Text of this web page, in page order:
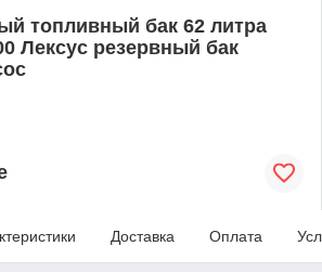
топливный бак 62 литра
Лексус резервный бак
Доставка Оплата